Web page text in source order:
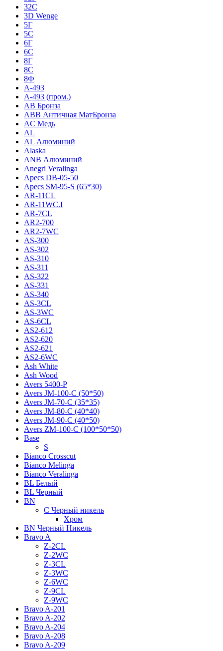
32С
3D Wenge
5Г
5С
6Г
6С
8Г
8С
8Ф
A-493
A-493 (пром.)
AB Бронза
ABB Античная МатБронза
AC Медь
AL
AL Алюминий
Alaska
ANB Алюминий
Anegri Veralinga
Apecs DB-05-50
Apecs SM-95-S (65*30)
AR-11CL
AR-11WC.I
AR-7CL
AR2-700
AR2-7WC
AS-300
AS-302
AS-310
AS-311
AS-322
AS-331
AS-340
AS-3CL
AS-3WC
AS-6CL
AS2-612
AS2-620
AS2-621
AS2-6WC
Ash White
Ash Wood
Avers 5400-P
Avers JМ-100-С (50*50)
Avers JМ-70-С (35*35)
Avers JМ-80-С (40*40)
Avers JМ-90-С (40*50)
Avers ZM-100-С (100*50*50)
Base
S
Bianco Crosscut
Bianco Melinga
Bianco Veralinga
BL Белый
BL Черный
BN
C Черный никель
Хром
BN Черный Никель
Bravo A
Z-2CL
Z-2WC
Z-3CL
Z-3WC
Z-6WC
Z-9CL
Z-9WC
Bravo A-201
Bravo A-202
Bravo A-204
Bravo A-208
Bravo A-209